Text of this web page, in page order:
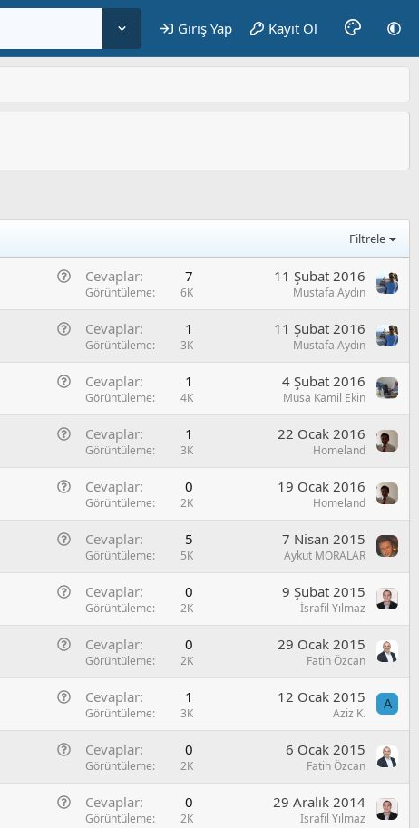
Giriş Yap Kayıt Ol
Filtrele
G
n
e
S
r
Cevaplar 7
Görüntüleme 6K
11 Şubat 2016
Mustafa Aydın
G
n
e
S
r
Cevaplar 1
Görüntüleme 3K
11 Şubat 2016
Mustafa Aydın
G
n
e
S
r
Cevaplar 1
Görüntüleme 4K
4 Şubat 2016
Musa Kamil Ekin
G
n
e
S
r
Cevaplar 1
Görüntüleme 3K
22 Ocak 2016
Homeland
G
n
e
S
r
Cevaplar 0
Görüntüleme 2K
19 Ocak 2016
Homeland
G
n
e
S
r
Cevaplar 5
Görüntüleme 5K
7 Nisan 2015
Aykut MORALAR
G
n
e
S
r
Cevaplar 0
Görüntüleme 2K
9 Şubat 2015
İsrafil Yılmaz
G
n
e
S
r
Cevaplar 0
Görüntüleme 2K
29 Ocak 2015
Fatih Özcan
G
n
e
S
Cevaplar 1
Görüntüleme 3K
12 Ocak 2015
Aziz K.
A
G
n
e
Cevaplar 0
Görüntüleme 2K
6 Ocak 2015
Fatih Özcan
G
Cevaplar 0
Görüntüleme 2K
29 Aralık 2014
İsrafil Yılmaz